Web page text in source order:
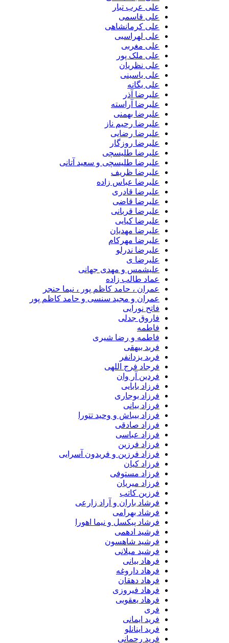
علی عرب تبار
علی قاسمی
علی کرمانشاهی
علی لهراسبی
علی مغربی
علی ملک پور
علی نظریان
علی یاسینی
علی یگانه
علیرضا آذر
علیرضا آراسته
علیرضا بهمنی
علیرضا رحیم ناز
علیرضا رضایی
علیرضا روزگار
علیرضا طلیسچی
علیرضا طلیسچی و سعید آتانی
علیرضا ظریف
علیرضا عباس زاده
علیرضا قادری
علیرضا قاضی
علیرضا قربانی
علیرضا کیایی
علیرضا مهدیان
علیرضا مهرکام
علیرضا ندرلو
علیرضا ی
علیشمس و مهدی جهانی
عماد طالب زاده
عمران ، حامد کاظم پور ، نیما حنجر
عمران و مجید سنسی و حامد کاظم پور
فاتح نورایی
فاروق جدلی
فاطمه
فاطمه و رضا شیری
فربد بیهقی
فربد یزدانفر
فرجاد فرج اللهی
فردین آر وان
فرزاد بابایی
فرزاد بوجاری
فرزاد بیانی
فرزاد بیباش و وحید تتورا
فرزاد صادقی
فرزاد عباسی
فرزاد فرزین
فرزاد فرزین و فریدون آسرایی
فرزاد کیان
فرزاد مستوفی
فرزاد میریان
فرزین کاتب
فرشاد باران و آراد زارعی
فرشاد بهرامی
فرشاد پیکسل و نیما اهورا
فرشید ادهمی
فرشید شاهسون
فرشید میلانی
فرهاد بیانی
فرهاد داروغه
فرهاد دهقان
فرهاد فیروزی
فرهاد یعقوبی
فری
فرید ایمانی
فرید اینانلو
فرید رحمانی